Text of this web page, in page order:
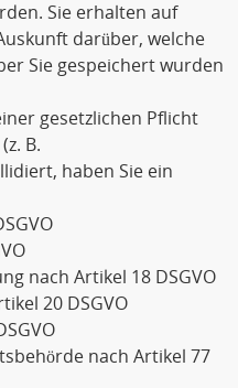
Sie erhalten auf
darüber, welche
Sie gespeichert wurden
gesetzlichen Pflicht
B.
haben Sie ein
nach Artikel 18 DSGVO
20 DSGVO
nach Artikel 77